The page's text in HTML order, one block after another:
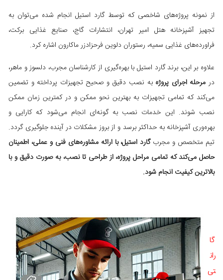
از نمونه پروژه‌های شاخصی که توسط گارد استیل انجام شده می‌توان به
تجهیز آشپزخانه هتل امیر تهران، انتشارات گاج، صنایع غذایی برکت،
فراورده‌های غذایی سمیه، رستوران دلوین فرحزادزر ماکارون اشاره کرد.
علاوه بر این، برند گارد استیل با بهره‌گیری از کارشناسان مجرب، دلسوز و ماهر،
در مرحله اجرای پروژه به نصب دقیق و صحیح تجهیزات پرداخته و تضمین
می‌کند که تمامی تجهیزات به بهترین نحو ممکن و در کمترین زمان ممکن
نصب شوند. این خدمات نصب به گونه‌ای انجام می‌شود که کارایی و
بهره‌وری آشپزخانه به حداکثر برسد و از بروز مشکلات در آینده جلوگیری گردد.
تیم متخصص و مجربگارد استیل، با ارائه مشاوره‌های فنی و عملی، اطمینان
حاصل می‌کند که تمامی مراحل پروژه، از طراحی تا نصب، به صورت دقیق و با
بالاترین کیفیت انجام شود.
گا
ران
تی